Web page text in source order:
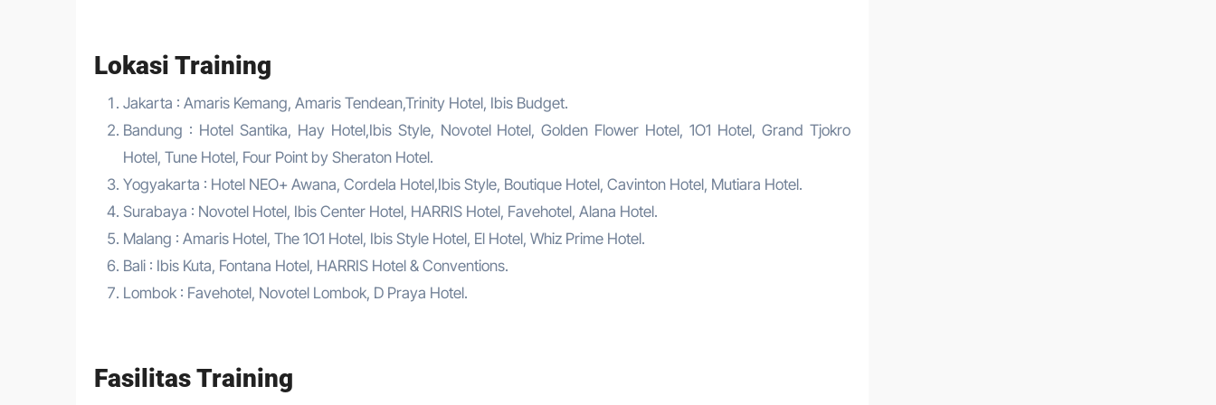
Lokasi Training
Jakarta : Amaris Kemang, Amaris Tendean,Trinity Hotel, Ibis Budget.
Bandung : Hotel Santika, Hay Hotel,Ibis Style, Novotel Hotel, Golden Flower Hotel, 1O1 Hotel, Grand Tjokro
Hotel, Tune Hotel, Four Point by Sheraton Hotel.
Yogyakarta : Hotel NEO+ Awana, Cordela Hotel,Ibis Style, Boutique Hotel, Cavinton Hotel, Mutiara Hotel.
Surabaya : Novotel Hotel, Ibis Center Hotel, HARRIS Hotel, Favehotel, Alana Hotel.
Malang : Amaris Hotel, The 1O1 Hotel, Ibis Style Hotel, El Hotel, Whiz Prime Hotel.
Bali : Ibis Kuta, Fontana Hotel, HARRIS Hotel & Conventions.
Lombok : Favehotel, Novotel Lombok, D Praya Hotel.
Fasilitas Training